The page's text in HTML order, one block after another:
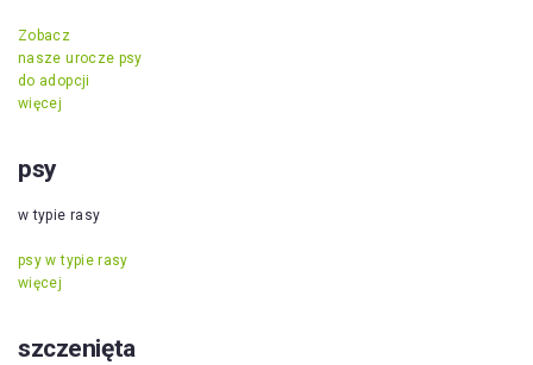
Zobacz
nasze urocze psy
do adopcji
więcej
psy
w typie rasy
psy w typie rasy
więcej
szczenięta